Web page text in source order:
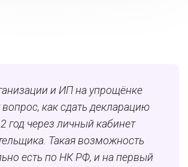
и ИП на упрощёнке
вопрос, как сдать декларацию
год через личный кабинет
Такая возможность
есть по НК РФ, и на первый